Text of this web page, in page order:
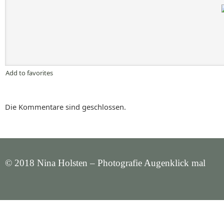
Add to favorites
Die Kommentare sind geschlossen.
© 2018 Nina Holsten – Photografie Augenklick mal